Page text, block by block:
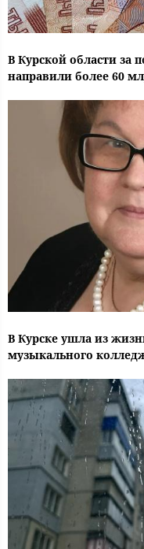
В Курской области за
направили более 60
В Курске ушла из
музыкального